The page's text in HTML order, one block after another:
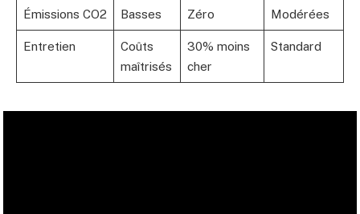
Émissions CO2 Basses Zéro Modérées
Entretien
Coûts
maîtrisés
30% moins
cher
Standard